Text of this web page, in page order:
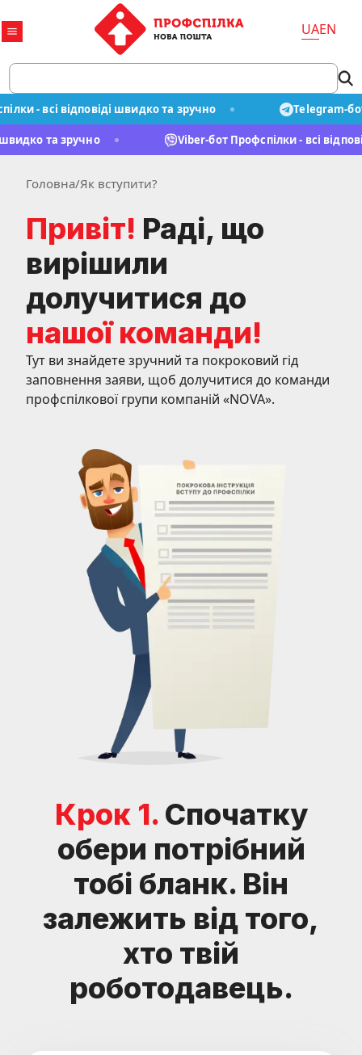
UAEN
- всі відповіді швидко та зручно Telegram-бот
швидко та зручно Viber-бот Профспілки - всі
Головна/Як вступити?
Привіт! Раді, що
вирішили
долучитися до
нашої команди!
Тут ви знайдете зручний та покроковий гід
заповнення заяви, щоб долучитися до команди
профспілкової групи компаній «NOVA».
Крок 1.Спочатку
обери потрібний
тобі бланк. Він
залежить від того,
хто твій
роботодавець.